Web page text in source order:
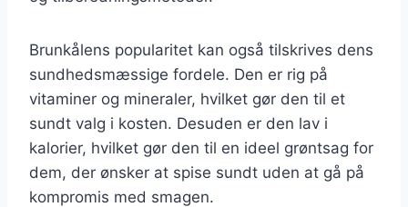
Brunkålens popularitet kan også tilskrives dens
sundhedsmæssige fordele. Den er rig på
vitaminer og mineraler, hvilket gør den til et
sundt valg i kosten. Desuden er den lav i
kalorier, hvilket gør den til en ideel grøntsag for
dem, der ønsker at spise sundt uden at gå på
kompromis med smagen.